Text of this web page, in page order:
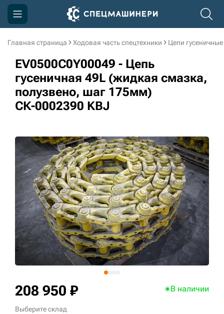
Главная страница Ходовая часть спецтехники Цепи гусеничные
EV0500C0Y00049 - Цепь
гусеничная 49L (жидкая смазка,
полузвено, шаг 175мм)
СК-0002390 KBJ
208 950 ₽ В наличии
Выберите склад
Компания
Акции
Доставка и оплата
Информация
3D тур по производству
3D тур по складам
sksale@skdst.ru
+7 (499) 394-50-93